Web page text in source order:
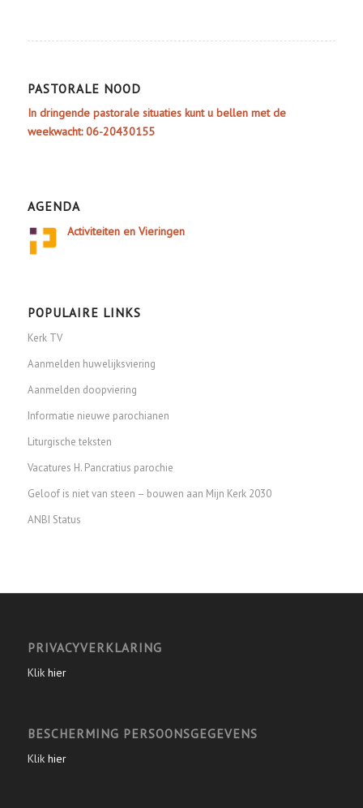
PASTORALE NOOD
In dringende pastorale situaties kunt u bellen met de
weekwacht: 06-20430155
AGENDA
Activiteiten en Vieringen
POPULAIRE LINKS
Kerk TV
Aanmelden huwelijksviering
Aanmelden doopviering
Informatie nieuwe parochianen
Liturgische teksten
Vacatures H. Pancratius parochie
Geloof is niet van steen – bouwen aan Mijn Kerk 2030
ANBI Status
PRIVACYVERKLARING
Klik hier
BESCHERMING PERSOONSGEGEVENS
Klik hier